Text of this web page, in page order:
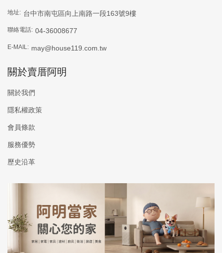
地址: 台中市南屯區向上南路一段163號9樓
聯絡電話: 04-36008677
E-MAIL: may@house119.com.tw
關於賣厝阿明
關於我們
隱私權政策
會員條款
服務優勢
歷史沿革